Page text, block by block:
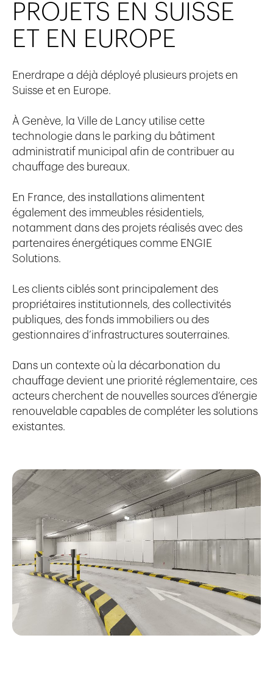
PROJETS EN SUISSE
ET EN EUROPE
Enerdrape a déjà déployé plusieurs projets en
Suisse et en Europe.
À Genève, la Ville de Lancy utilise cette
technologie dans le parking du bâtiment
administratif municipal afin de contribuer au
chauffage des bureaux.
En France, des installations alimentent
également des immeubles résidentiels,
notamment dans des projets réalisés avec des
partenaires énergétiques comme ENGIE
Solutions.
Les clients ciblés sont principalement des
propriétaires institutionnels, des collectivités
publiques, des fonds immobiliers ou des
gestionnaires d’infrastructures souterraines.
Dans un contexte où la décarbonation du
chauffage devient une priorité réglementaire, ces
acteurs cherchent de nouvelles sources d’énergie
renouvelable capables de compléter les solutions
existantes.